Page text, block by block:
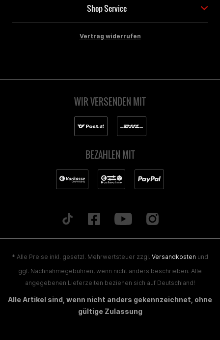
Shop Service
Vertrag widerrufen
WIR VERSENDEN MIT
BEZAHLEN MIT
* Alle Preise inkl. gesetzl. Mehrwertsteuer zzgl. Versandkosten und
ggf. Nachnahmegebühren, wenn nicht anders beschrieben. Alle
angegebenen Lieferzeiten beziehen sich auf Deutschland!
Alle Artikel sind, wenn nicht anders gekennzeichnet, ohne
gültige Zulassung